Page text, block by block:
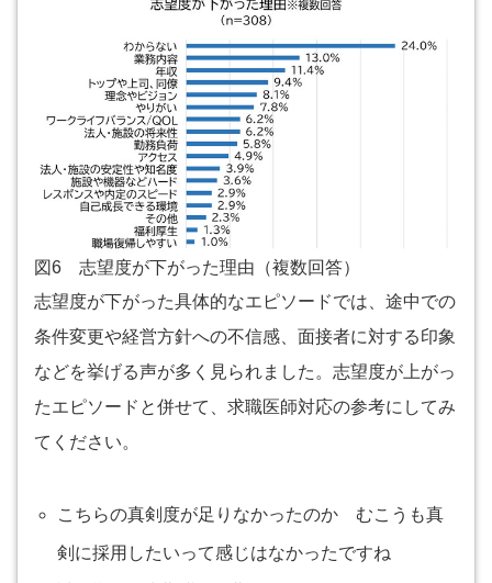
図6 志望度が下がった理由（複数回答）
志望度が下がった具体的なエピソードでは、途中での
条件変更や経営方針への不信感、面接者に対する印象
などを挙げる声が多く見られました。志望度が上がっ
たエピソードと併せて、求職医師対応の参考にしてみ
てください。
こちらの真剣度が足りなかったのか むこうも真
剣に採用したいって感じはなかったですね